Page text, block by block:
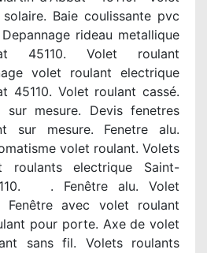
Baie coulissante pvc
rideau metallique
45110. Volet roulant
volet roulant electrique
45110. Volet roulant cassé.
sur mesure. Devis fenetres
sur mesure. Fenetre alu.
volet roulant. Volets
roulants electrique Saint-
. Fenêtre alu. Volet
Fenêtre avec volet roulant
pour porte. Axe de volet
sans fil. Volets roulants